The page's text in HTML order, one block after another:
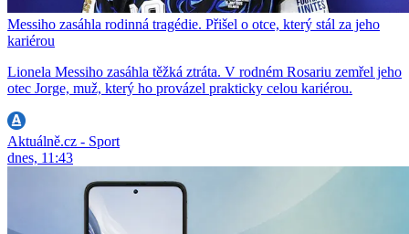
Messiho zasáhla rodinná tragédie. Přišel o otce, který stál za jeho
kariérou
Lionela Messiho zasáhla těžká ztráta. V rodném Rosariu zemřel jeho
otec Jorge, muž, který ho provázel prakticky celou kariérou.
Aktuálně.cz - Sport
dnes, 11:43